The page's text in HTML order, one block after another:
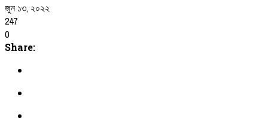
জুন ১৩, ২০২২
247
0
Share: